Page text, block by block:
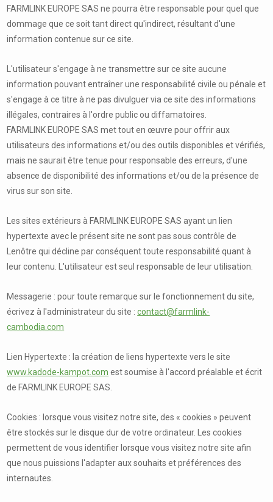
FARMLINK EUROPE SAS ne pourra être responsable pour quel que
dommage que ce soit tant direct qu'indirect, résultant d'une
information contenue sur ce site.
L'utilisateur s'engage à ne transmettre sur ce site aucune
information pouvant entraîner une responsabilité civile ou pénale et
s'engage à ce titre à ne pas divulguer via ce site des informations
illégales, contraires à l'ordre public ou diffamatoires.
FARMLINK EUROPE SAS met tout en œuvre pour offrir aux
utilisateurs des informations et/ou des outils disponibles et vérifiés,
mais ne saurait être tenue pour responsable des erreurs, d'une
absence de disponibilité des informations et/ou de la présence de
virus sur son site.
Les sites extérieurs à FARMLINK EUROPE SAS ayant un lien
hypertexte avec le présent site ne sont pas sous contrôle de
Lenôtre qui décline par conséquent toute responsabilité quant à
leur contenu. L'utilisateur est seul responsable de leur utilisation.
Messagerie : pour toute remarque sur le fonctionnement du site,
écrivez à l'administrateur du site :contact@farmlink-
cambodia.com
Lien Hypertexte : la création de liens hypertexte vers le site
www.kadode-kampot.com est soumise à l'accord préalable et écrit
de FARMLINK EUROPE SAS.
Cookies : lorsque vous visitez notre site, des « cookies » peuvent
être stockés sur le disque dur de votre ordinateur. Les cookies
permettent de vous identifier lorsque vous visitez notre site afin
que nous puissions l'adapter aux souhaits et préférences des
internautes.